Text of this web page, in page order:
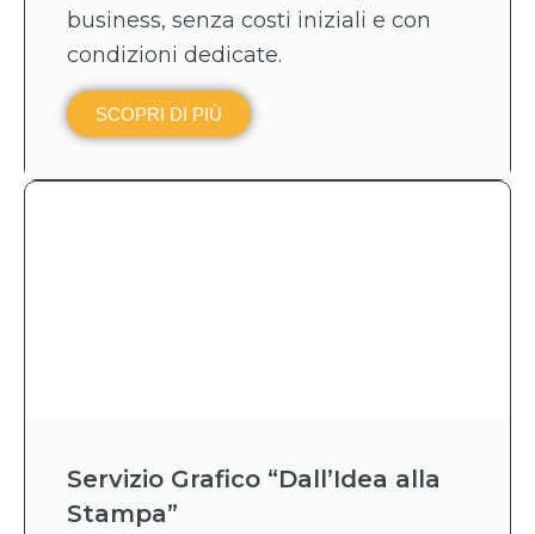
business, senza costi iniziali e con
condizioni dedicate.
SCOPRI DI PIÙ
Servizio Grafico “Dall’Idea alla
Stampa”